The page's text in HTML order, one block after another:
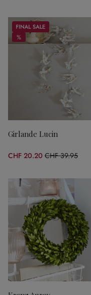
Sale
%
%
Girlande Lucin
CHF 20.20 CHF 39.95
(49.44% gespart)